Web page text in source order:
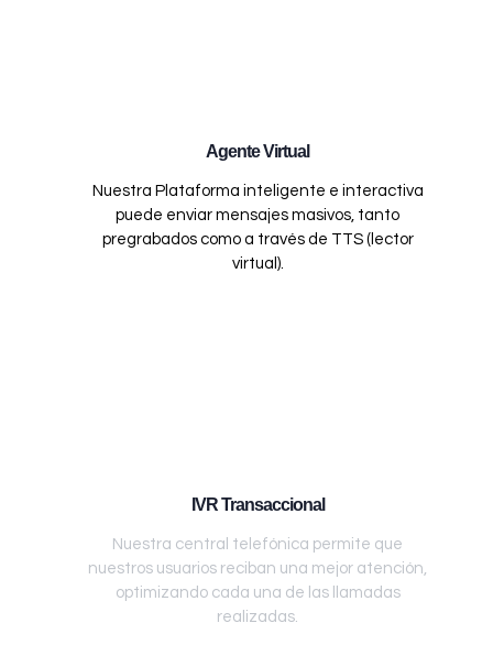
Agente Virtual
Nuestra Plataforma inteligente e interactiva
puede enviar mensajes masivos, tanto
pregrabados como a través de TTS (lector
virtual).
IVR Transaccional
Nuestra central telefónica permite que
nuestros usuarios reciban una mejor atención,
optimizando cada una de las llamadas
realizadas.